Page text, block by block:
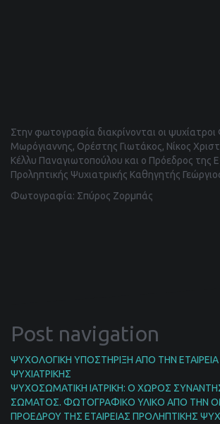
Στην φωτογραφία διακρίνονται οι
Μωρόγιαννης, Ορέστης Γιωτάκος, Νίκος
Κέλλυ Παναγιωτοπούλου και ο Πρόεδρος της
Προληπτικής Ψυχιατρικής Καθηγητής
Φωτογραφία: Σπύρος Ζορμπάς
Post navigation
ΨΥΧΟΛΟΓΙΚΗ ΥΠΟΣΤΗΡΙΞΗ ΑΠΟ ΤΗΝ
ΨΥΧΙΑΤΡΙΚΗΣ
ΨΥΧΟΣΩΜΑΤΙΚΗ ΙΑΤΡΙΚΗ: Ο ΧΩΡΟΣ
ΣΩΜΑΤΟΣ. ΦΩΤΟΓΡΑΦΙΚΟ ΥΛΙΚΟ ΑΠΟ ΤΗΝ
ΠΡΟΕΔΡΟΥ ΤΗΣ ΕΤΑΙΡΕΙΑΣ ΠΡΟΛΗΠΤΙΚΗΣ